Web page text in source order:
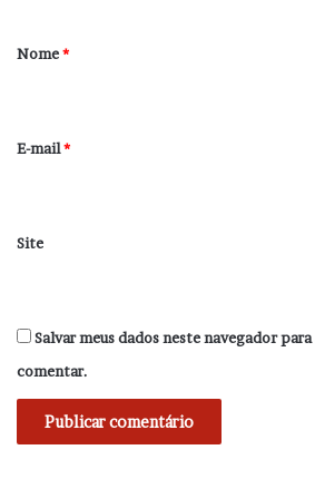
r
*
Nome*
E-mail*
Site
Salvar meus dados neste navegador
comentar.